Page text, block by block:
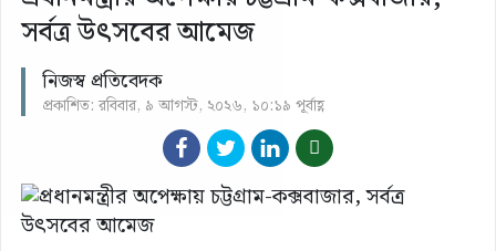
সর্বত্র উৎসবের আমেজ
নিজস্ব প্রতিবেদক
প্রকাশিত: রবিবার, ৯ আগস্ট, ২০২৬, ১০:১৯ পূর্বাহ্ণ